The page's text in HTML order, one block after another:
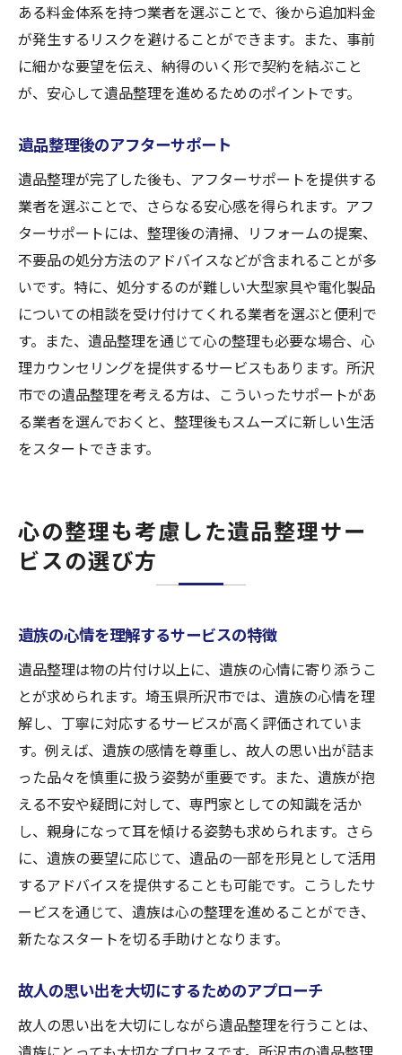
ある料金体系を持つ業者を選ぶことで、後から追加料金
が発生するリスクを避けることができます。また、事前
に細かな要望を伝え、納得のいく形で契約を結ぶこと
が、安心して遺品整理を進めるためのポイントです。
遺品整理後のアフターサポート
遺品整理が完了した後も、アフターサポートを提供する
業者を選ぶことで、さらなる安心感を得られます。アフ
ターサポートには、整理後の清掃、リフォームの提案、
不要品の処分方法のアドバイスなどが含まれることが多
いです。特に、処分するのが難しい大型家具や電化製品
についての相談を受け付けてくれる業者を選ぶと便利で
す。また、遺品整理を通じて心の整理も必要な場合、心
理カウンセリングを提供するサービスもあります。所沢
市での遺品整理を考える方は、こういったサポートがあ
る業者を選んでおくと、整理後もスムーズに新しい生活
をスタートできます。
心の整理も考慮した遺品整理サー
ビスの選び方
遺族の心情を理解するサービスの特徴
遺品整理は物の片付け以上に、遺族の心情に寄り添うこ
とが求められます。埼玉県所沢市では、遺族の心情を理
解し、丁寧に対応するサービスが高く評価されていま
す。例えば、遺族の感情を尊重し、故人の思い出が詰ま
った品々を慎重に扱う姿勢が重要です。また、遺族が抱
える不安や疑問に対して、専門家としての知識を活か
し、親身になって耳を傾ける姿勢も求められます。さら
に、遺族の要望に応じて、遺品の一部を形見として活用
するアドバイスを提供することも可能です。こうしたサ
ービスを通じて、遺族は心の整理を進めることができ、
新たなスタートを切る手助けとなります。
故人の思い出を大切にするためのアプローチ
故人の思い出を大切にしながら遺品整理を行うことは、